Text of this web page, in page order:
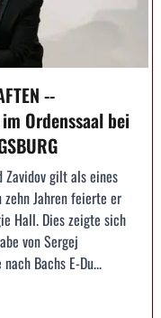
--
Ordenssaal bei
Zavidov gilt als eines
Jahren feierte er
Hall. Dies zeigte sich
von Sergej
Bachs E-Du...